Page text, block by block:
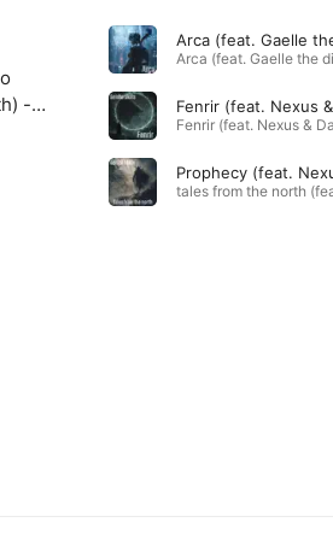
-
Arca (feat. Gaelle